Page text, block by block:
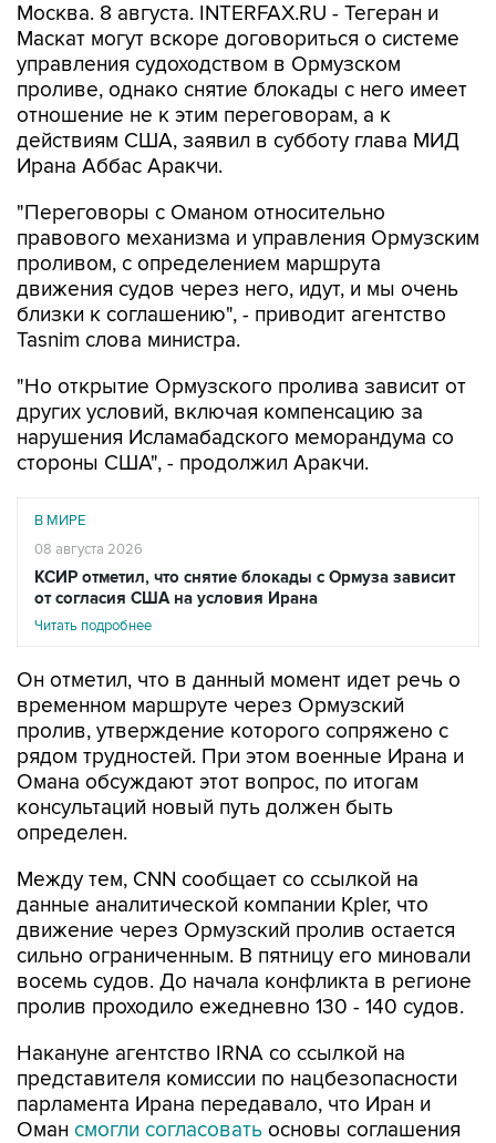
Москва. 8 августа. INTERFAX.RU - Тегеран и
Маскат могут вскоре договориться о системе
управления судоходством в Ормузском
проливе, однако снятие блокады с него имеет
отношение не к этим переговорам, а к
действиям США, заявил в субботу глава МИД
Ирана Аббас Аракчи.
"Переговоры с Оманом относительно
правового механизма и управления Ормузским
проливом, с определением маршрута
движения судов через него, идут, и мы очень
близки к соглашению", - приводит агентство
Tasnim слова министра.
"Но открытие Ормузского пролива зависит от
других условий, включая компенсацию за
нарушения Исламабадского меморандума со
стороны США", - продолжил Аракчи.
В МИРЕ
08 августа 2026
КСИР отметил, что снятие блокады с Ормуза зависит
от согласия США на условия Ирана
Читать подробнее
Он отметил, что в данный момент идет речь о
временном маршруте через Ормузский
пролив, утверждение которого сопряжено с
рядом трудностей. При этом военные Ирана и
Омана обсуждают этот вопрос, по итогам
консультаций новый путь должен быть
определен.
Между тем, CNN сообщает со ссылкой на
данные аналитической компании Kpler, что
движение через Ормузский пролив остается
сильно ограниченным. В пятницу его миновали
восемь судов. До начала конфликта в регионе
пролив проходило ежедневно 130 - 140 судов.
Накануне агентство IRNA со ссылкой на
представителя комиссии по нацбезопасности
парламента Ирана передавало, что Иран и
Оман смогли согласовать основы соглашения